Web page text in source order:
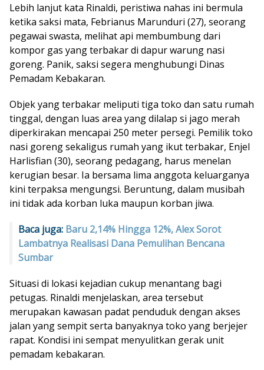
Lebih lanjut kata Rinaldi, peristiwa nahas ini bermula
ketika saksi mata, Febrianus Marunduri (27), seorang
pegawai swasta, melihat api membumbung dari
kompor gas yang terbakar di dapur warung nasi
goreng. Panik, saksi segera menghubungi Dinas
Pemadam Kebakaran.
Objek yang terbakar meliputi tiga toko dan satu rumah
tinggal, dengan luas area yang dilalap si jago merah
diperkirakan mencapai 250 meter persegi. Pemilik toko
nasi goreng sekaligus rumah yang ikut terbakar, Enjel
Harlisfian (30), seorang pedagang, harus menelan
kerugian besar. Ia bersama lima anggota keluarganya
kini terpaksa mengungsi. Beruntung, dalam musibah
ini tidak ada korban luka maupun korban jiwa.
Baca juga: Baru 2,14% Hingga 12%, Alex Sorot
Lambatnya Realisasi Dana Pemulihan Bencana
Sumbar
Situasi di lokasi kejadian cukup menantang bagi
petugas. Rinaldi menjelaskan, area tersebut
merupakan kawasan padat penduduk dengan akses
jalan yang sempit serta banyaknya toko yang berjejer
rapat. Kondisi ini sempat menyulitkan gerak unit
pemadam kebakaran.